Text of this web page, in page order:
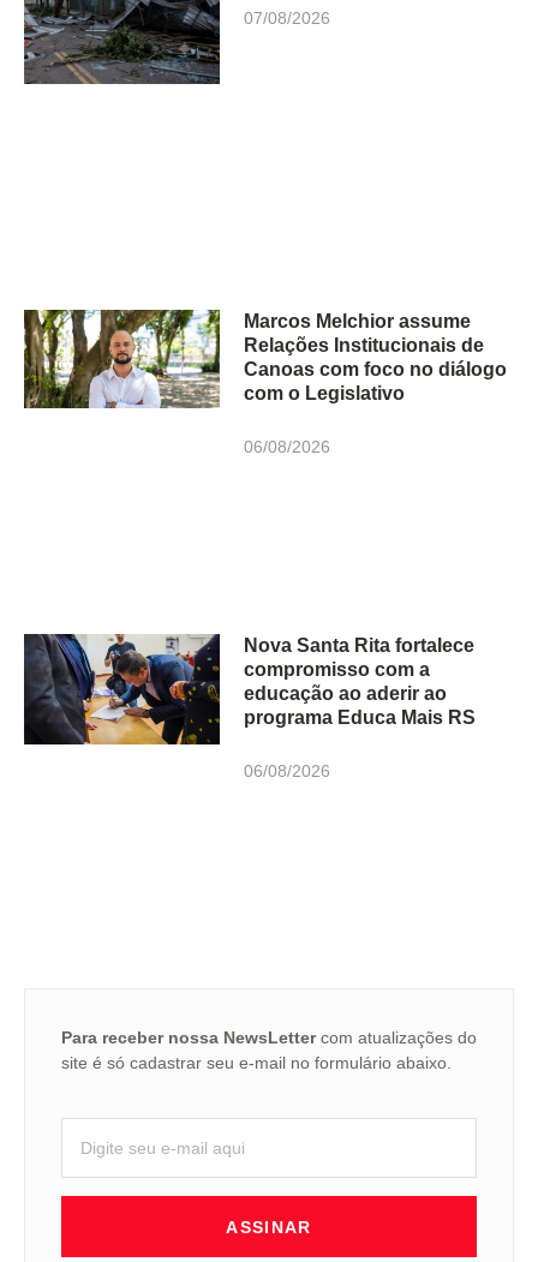
07/08/2026
Marcos Melchior assume
Relações Institucionais de
Canoas com foco no diálogo
com o Legislativo
06/08/2026
Nova Santa Rita fortalece
compromisso com a
educação ao aderir ao
programa Educa Mais RS
06/08/2026
Para receber nossa NewsLettercom atualizações do
site é só cadastrar seu e-mail no formulário abaixo.
ASSINAR